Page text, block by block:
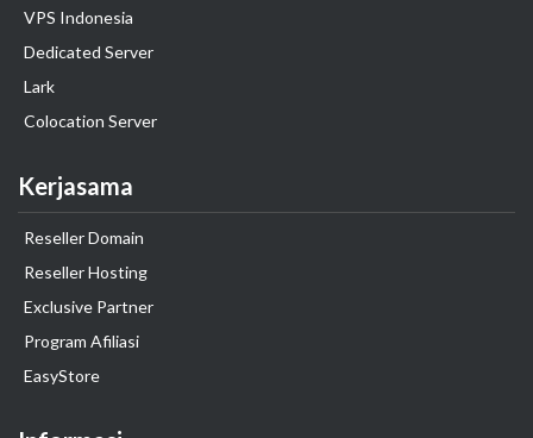
VPS Indonesia
Dedicated Server
Lark
Colocation Server
Kerjasama
Reseller Domain
Reseller Hosting
Exclusive Partner
Program Afiliasi
EasyStore